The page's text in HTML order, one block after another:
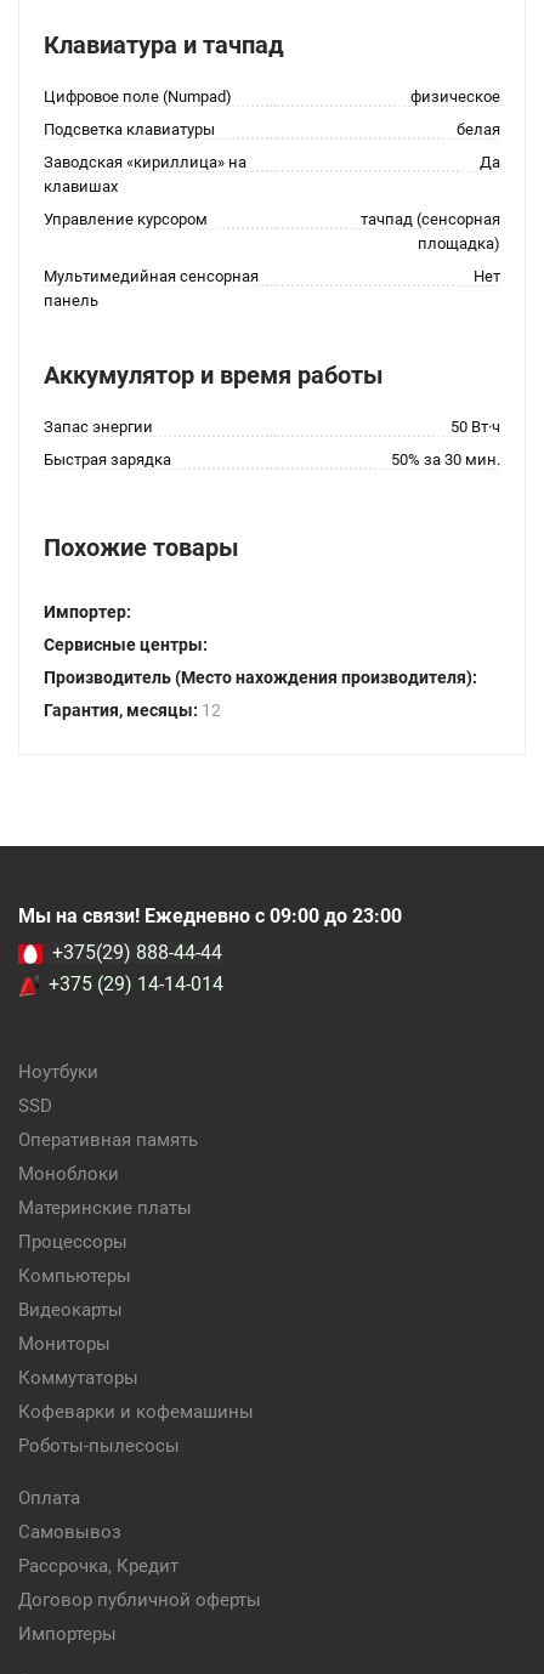
Клавиатура и тачпад
Цифровое поле (Numpad)
физическое
Подсветка клавиатуры
белая
Заводская «кириллица» на
клавишах
Да
Управление курсором
тачпад (сенсорная
площадка)
Мультимедийная сенсорная
панель
Нет
Аккумулятор и время работы
Запас энергии
50 Вт·ч
Быстрая зарядка
50% за 30 мин.
Похожие товары
Импортер:
Сервисные центры:
Производитель (Место нахождения производителя):
Гарантия, месяцы: 12
Мы на связи! Ежедневно с 09:00 до 23:00
+375(29) 888-44-44
+375 (29) 14-14-014
Ноутбуки
SSD
Оперативная память
Моноблоки
Материнские платы
Процессоры
Компьютеры
Видеокарты
Мониторы
Коммутаторы
Кофеварки и кофемашины
Роботы-пылесосы
Оплата
Самовывоз
Рассрочка, Кредит
Договор публичной оферты
Импортеры